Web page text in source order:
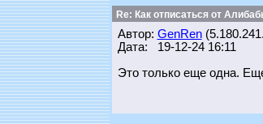
Re: Как отписаться от
Автор: GenRen
Дата: 19-12-24 16:11
Это только еще одна.